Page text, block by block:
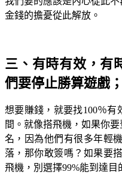
金錢的擔憂從此解放。
三、有時有效，有
們要停止勝算遊戲
想要賺錢，就要找100％
間。就像搭飛機，如果你
名，因為他們有很多年輕
落，那你敢簽嗎？如果要
飛機，別選擇99%能到達目